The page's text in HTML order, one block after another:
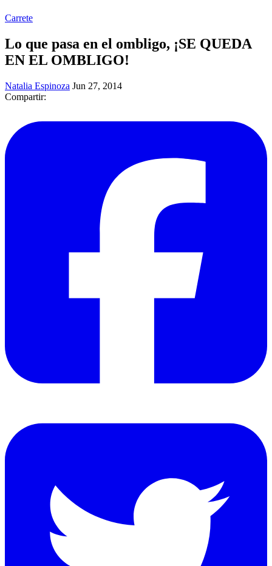
Carrete
Lo que pasa en el ombligo, ¡SE QUEDA
EN EL OMBLIGO!
Natalia Espinoza Jun 27, 2014
Compartir: